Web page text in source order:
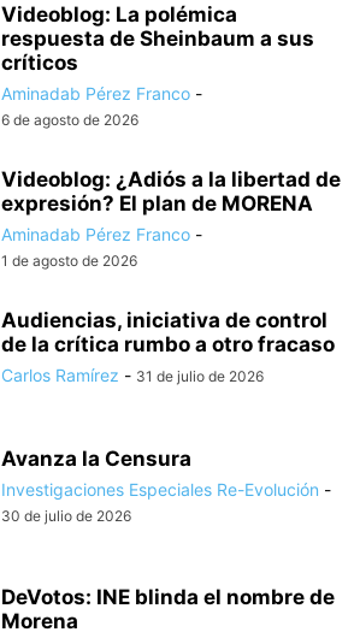
Videoblog: La polémica
respuesta de Sheinbaum a sus
críticos
Aminadab Pérez Franco -
6 de agosto de 2026
Videoblog: ¿Adiós a la libertad de
expresión? El plan de MORENA
Aminadab Pérez Franco -
1 de agosto de 2026
Audiencias, iniciativa de control
de la crítica rumbo a otro fracaso
Carlos Ramírez - 31 de julio de 2026
Avanza la Censura
Investigaciones Especiales Re-Evolución -
30 de julio de 2026
DeVotos: INE blinda el nombre de
Morena